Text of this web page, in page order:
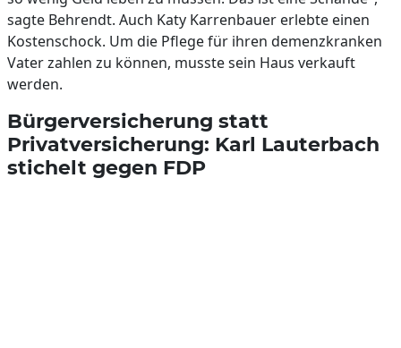
sagte Behrendt. Auch Katy Karrenbauer erlebte einen
Kostenschock. Um die Pflege für ihren demenzkranken
Vater zahlen zu können, musste sein Haus verkauft
werden.
Bürgerversicherung statt
Privatversicherung: Karl Lauterbach
stichelt gegen FDP